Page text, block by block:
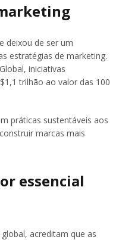
deixou de ser um
estratégias de marketing.
iniciativas
trilhão ao valor das 100
práticas sustentáveis aos
marcas mais
essencial
acreditam que as